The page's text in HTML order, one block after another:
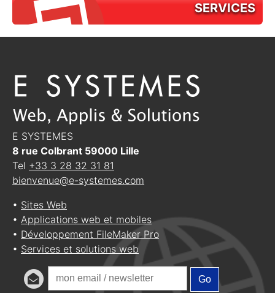
SERVICES
E SYSTEMES
8 rue Colbrant 59000 Lille
Tel +33 3 28 32 31 81
bienvenue@e-systemes.com
• Sites Web
• Applications web et mobiles
• Développement FileMaker Pro
• Services et solutions web
Go